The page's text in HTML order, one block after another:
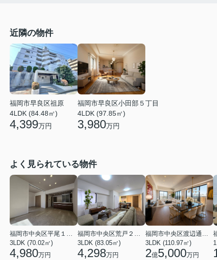
近隣の物件
福岡市早良区祖原
4LDK (84.48㎡)
4,399万円
福岡市早良区小田部５丁目
4LDK (97.85㎡)
3,980万円
よく見られている物件
福岡市中央区平尾１丁目
3LDK (70.02㎡)
4,980万円
福岡市中央区荒戸２丁目
3LDK (83.05㎡)
4,298万円
福岡市中央区渡辺通２丁目
3LDK (110.97㎡)
2億5,000万円